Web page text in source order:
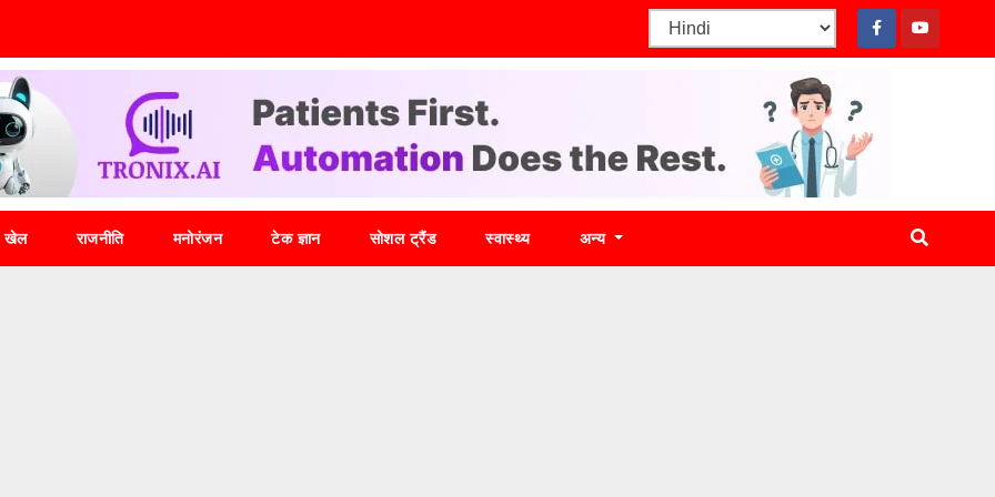
खेल राजनीति मनोरंजन टेक ज्ञान सोशल ट्रैंड स्वास्थ्य अन्य